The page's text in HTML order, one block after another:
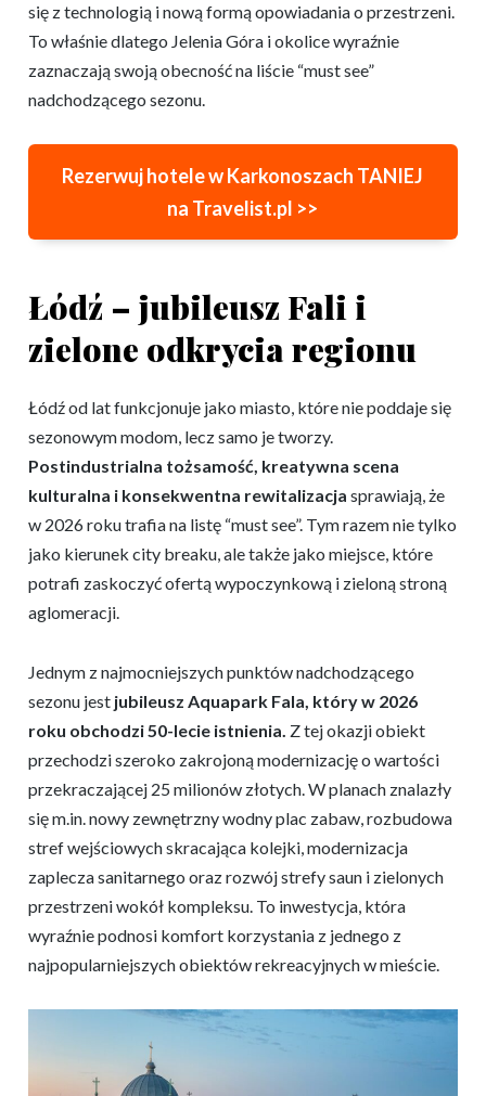
się z technologią i nową formą opowiadania o przestrzeni.
To właśnie dlatego Jelenia Góra i okolice wyraźnie
zaznaczają swoją obecność na liście “must see”
nadchodzącego sezonu.
Rezerwuj hotele w Karkonoszach TANIEJ
na Travelist.pl >>
Łódź – jubileusz Fali i
zielone odkrycia regionu
Łódź od lat funkcjonuje jako miasto, które nie poddaje się
sezonowym modom, lecz samo je tworzy.
Postindustrialna tożsamość, kreatywna scena
kulturalna i konsekwentna rewitalizacjasprawiają, że
w 2026 roku trafia na listę “must see”. Tym razem nie tylko
jako kierunek city breaku, ale także jako miejsce, które
potrafi zaskoczyć ofertą wypoczynkową i zieloną stroną
aglomeracji.
Jednym z najmocniejszych punktów nadchodzącego
sezonu jest jubileusz Aquapark Fala, który w 2026
roku obchodzi 50-lecie istnienia. Z tej okazji obiekt
przechodzi szeroko zakrojoną modernizację o wartości
przekraczającej 25 milionów złotych. W planach znalazły
się m.in. nowy zewnętrzny wodny plac zabaw, rozbudowa
stref wejściowych skracająca kolejki, modernizacja
zaplecza sanitarnego oraz rozwój strefy saun i zielonych
przestrzeni wokół kompleksu. To inwestycja, która
wyraźnie podnosi komfort korzystania z jednego z
najpopularniejszych obiektów rekreacyjnych w mieście.